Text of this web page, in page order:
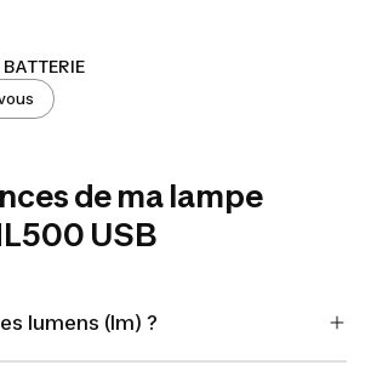
de ma lampe
USB
lumens (lm) ?